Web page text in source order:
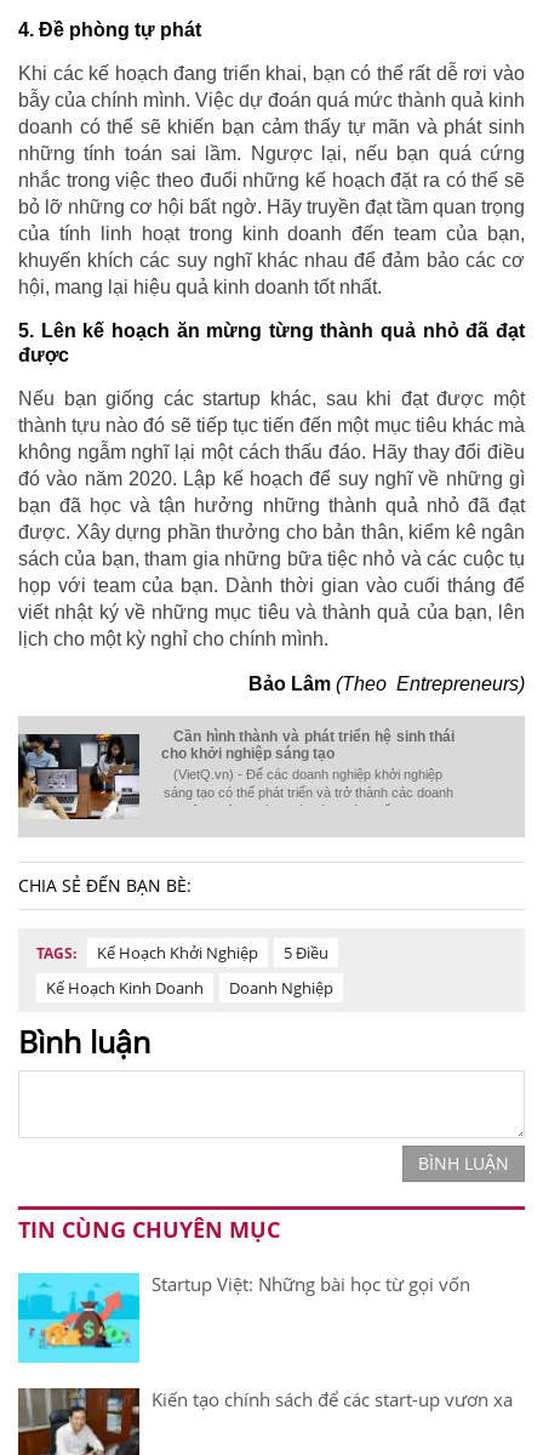
4. Đề phòng tự phát
Khi các kế hoạch đang triển khai, bạn có thể rất dễ rơi vào
bẫy của chính mình. Việc dự đoán quá mức thành quả kinh
doanh có thể sẽ khiến bạn cảm thấy tự mãn và phát sinh
những tính toán sai lầm. Ngược lại, nếu bạn quá cứng
nhắc trong việc theo đuổi những kế hoạch đặt ra có thể sẽ
bỏ lỡ những cơ hội bất ngờ. Hãy truyền đạt tầm quan trọng
của tính linh hoạt trong kinh doanh đến team của bạn,
khuyến khích các suy nghĩ khác nhau để đảm bảo các cơ
hội, mang lại hiệu quả kinh doanh tốt nhất.
5. Lên kế hoạch ăn mừng từng thành quả nhỏ đã đạt
được
Nếu bạn giống các startup khác, sau khi đạt được một
thành tựu nào đó sẽ tiếp tục tiến đến một mục tiêu khác mà
không ngẫm nghĩ lại một cách thấu đáo. Hãy thay đổi điều
đó vào năm 2020. Lập kế hoạch để suy nghĩ về những gì
bạn đã học và tận hưởng những thành quả nhỏ đã đạt
được. Xây dựng phần thưởng cho bản thân, kiểm kê ngân
sách của bạn, tham gia những bữa tiệc nhỏ và các cuộc tụ
họp với team của bạn. Dành thời gian vào cuối tháng để
viết nhật ký về những mục tiêu và thành quả của bạn, lên
lịch cho một kỳ nghỉ cho chính mình.
Bảo Lâm (Theo Entrepreneurs)
Cần hình thành và phát triển hệ sinh thái
cho khởi nghiệp sáng tạo
(VietQ.vn) - Để các doanh nghiệp khởi nghiệp
sáng tạo có thể phát triển và trở thành các doanh
nghiệp trưởng thành với đóng góp thiết thực cho
CHIA SẺ ĐẾN BẠN BÈ:
TAGS: Kế Hoạch Khởi Nghiệp
5 Điều
Kế Hoạch Kinh Doanh
Doanh Nghiệp
Bình luận
BÌNH LUẬN
TIN CÙNG CHUYÊN MỤC
Startup Việt: Những bài học từ gọi vốn
Kiến tạo chính sách để các start-up vươn xa